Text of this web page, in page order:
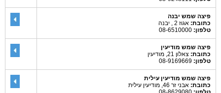
פיצה שמש יבנה
כתובת: אגוז 2 , יבנה
טלפון:
פיצה שמש מודיעין
כתובת: צאלון 21, מודיעין
טלפון:
פיצה שמש מודיעין עילית
כתובת: אבני זר 46, מודיעין עילית